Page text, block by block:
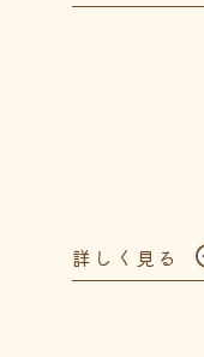
詳しく見る